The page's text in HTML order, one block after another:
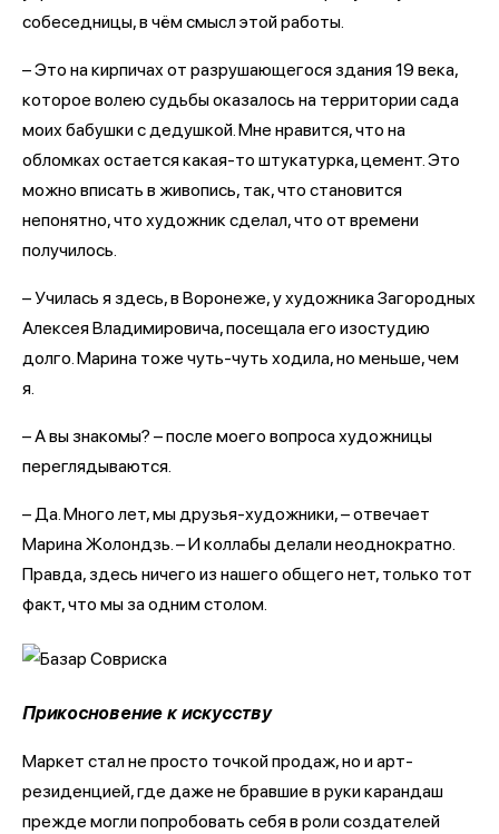
собеседницы, в чём смысл этой работы.
– Это на кирпичах от разрушающегося здания 19 века,
которое волею судьбы оказалось на территории сада
моих бабушки с дедушкой. Мне нравится, что на
обломках остается какая-то штукатурка, цемент. Это
можно вписать в живопись, так, что становится
непонятно, что художник сделал, что от времени
получилось.
– Училась я здесь, в Воронеже, у художника Загородных
Алексея Владимировича, посещала его изостудию
долго. Марина тоже чуть-чуть ходила, но меньше, чем
я.
– А вы знакомы? – после моего вопроса художницы
переглядываются.
– Да. Много лет, мы друзья-художники, – отвечает
Марина Жолондзь. – И коллабы делали неоднократно.
Правда, здесь ничего из нашего общего нет, только тот
факт, что мы за одним столом.
Прикосновение к искусству
Маркет стал не просто точкой продаж, но и арт-
резиденцией, где даже не бравшие в руки карандаш
прежде могли попробовать себя в роли создателей